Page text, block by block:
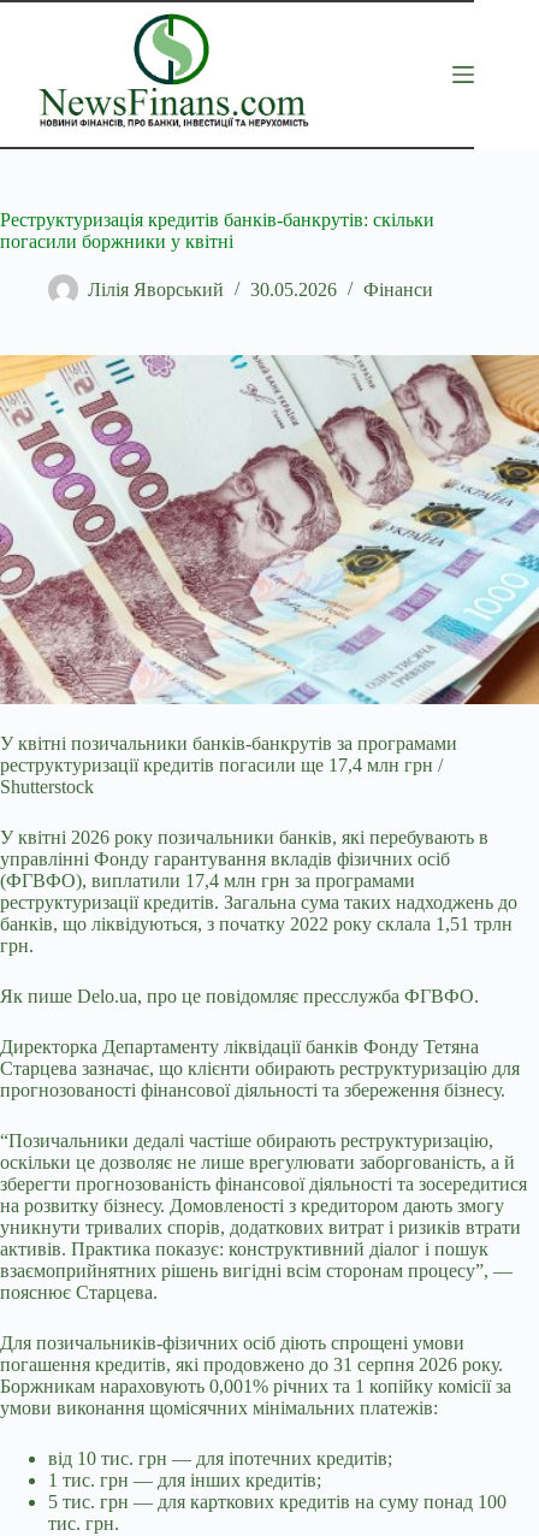
Перейти
Реструктуризація кредитів банків-банкрутів: скільки
погасили боржники у квітні
Лілія Яворський 30.05.2026 Фінанси
У квітні позичальники банків-банкрутів за програмами
реструктуризації кредитів погасили ще 17,4 млн грн /
Shutterstock
У квітні 2026 року позичальники банків, які перебувають в
управлінні Фонду гарантування вкладів фізичних осіб
(ФГВФО), виплатили 17,4 млн грн за програмами
реструктуризації кредитів. Загальна сума таких надходжень до
банків, що ліквідуються, з початку 2022 року склала 1,51 трлн
грн.
Як пише Delo.ua, про це повідомляє пресслужба ФГВФО.
Директорка Департаменту ліквідації банків Фонду Тетяна
Старцева зазначає, що клієнти обирають реструктуризацію для
прогнозованості фінансової діяльності та збереження бізнесу.
“Позичальники дедалі частіше обирають реструктуризацію,
оскільки це дозволяє не лише врегулювати заборгованість, а й
зберегти прогнозованість фінансової діяльності та зосередитися
на розвитку бізнесу. Домовленості з кредитором дають змогу
уникнути тривалих спорів, додаткових витрат і ризиків втрати
активів. Практика показує: конструктивний діалог і пошук
взаємоприйнятних рішень вигідні всім сторонам процесу”, —
пояснює Старцева.
Для позичальників-фізичних осіб діють спрощені умови
погашення кредитів, які продовжено до 31 серпня 2026 року.
Боржникам нараховують 0,001% річних та 1 копійку комісії за
умови виконання щомісячних мінімальних платежів:
від 10 тис. грн — для іпотечних кредитів;
1 тис. грн — для інших кредитів;
5 тис. грн — для карткових кредитів на суму понад 100
тис. грн.